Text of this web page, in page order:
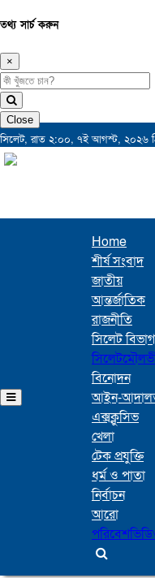
তথ্য সার্চ করুন
×
Close
সিলেট, রাত ২:০০, ৭ই আগস্ট, ২০২৬
Home
শীর্ষ সংবাদ
জাতীয়
আন্তর্জাতিক
রাজনীতি
সিলেট বিভাগ
সিলেট
বিনোদন
আইন-
এক্সক্লুসিভ
খেলা
টেক প্রযুক্তি
ধর্ম ও পাতা
নির্বাচন
আরো
পরিবেশ